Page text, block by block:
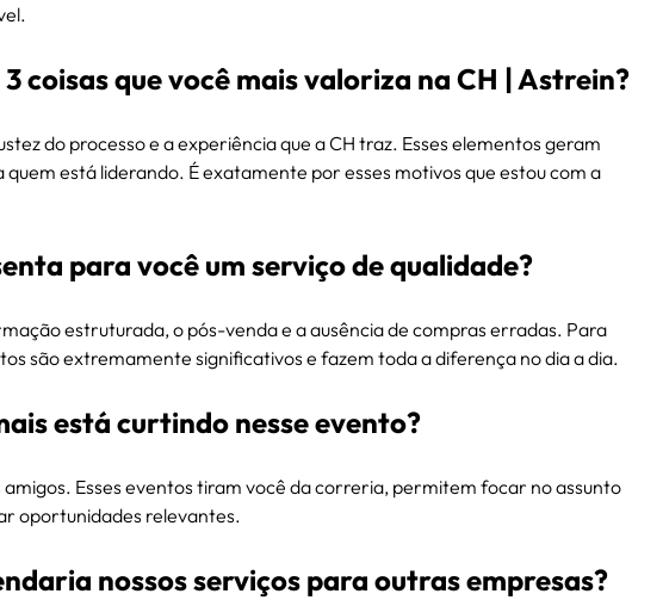
coisas que você mais valoriza na CH | Astrein?
do processo e a experiência que a CH traz. Esses elementos geram
está liderando. É exatamente por esses motivos que estou com a
para você um serviço de qualidade?
estruturada, o pós-venda e a ausência de compras erradas. Para
são extremamente significativos e fazem toda a diferença no dia a dia.
está curtindo nesse evento?
Esses eventos tiram você da correria, permitem focar no assunto
oportunidades relevantes.
nossos serviços para outras empresas?